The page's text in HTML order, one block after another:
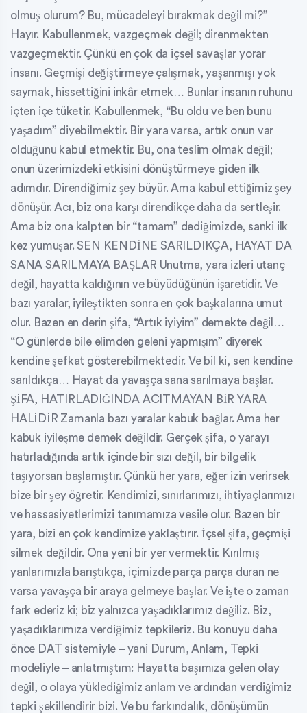
olmuş olurum? Bu, mücadeleyi bırakmak değil mi?”
Hayır. Kabullenmek, vazgeçmek değil; direnmekten
vazgeçmektir. Çünkü en çok da içsel savaşlar yorar
insanı. Geçmişi değiştirmeye çalışmak, yaşanmışı yok
saymak, hissettiğini inkâr etmek… Bunlar insanın ruhunu
içten içe tüketir. Kabullenmek, “Bu oldu ve ben bunu
yaşadım” diyebilmektir. Bir yara varsa, artık onun var
olduğunu kabul etmektir. Bu, ona teslim olmak değil;
onun üzerimizdeki etkisini dönüştürmeye giden ilk
adımdır. Direndiğimiz şey büyür. Ama kabul ettiğimiz şey
dönüşür. Acı, biz ona karşı direndikçe daha da sertleşir.
Ama biz ona kalpten bir “tamam” dediğimizde, sanki ilk
kez yumuşar. SEN KENDİNE SARILDIKÇA, HAYAT DA
SANA SARILMAYA BAŞLAR Unutma, yara izleri utanç
değil, hayatta kaldığının ve büyüdüğünün işaretidir. Ve
bazı yaralar, iyileştikten sonra en çok başkalarına umut
olur. Bazen en derin şifa, “Artık iyiyim” demekte değil…
“O günlerde bile elimden geleni yapmışım” diyerek
kendine şefkat gösterebilmektedir. Ve bil ki, sen kendine
sarıldıkça… Hayat da yavaşça sana sarılmaya başlar.
ŞİFA, HATIRLADIĞINDA ACITMAYAN BİR YARA
HALİDİR Zamanla bazı yaralar kabuk bağlar. Ama her
kabuk iyileşme demek değildir. Gerçek şifa, o yarayı
hatırladığında artık içinde bir sızı değil, bir bilgelik
taşıyorsan başlamıştır. Çünkü her yara, eğer izin verirsek
bize bir şey öğretir. Kendimizi, sınırlarımızı, ihtiyaçlarımızı
ve hassasiyetlerimizi tanımamıza vesile olur. Bazen bir
yara, bizi en çok kendimize yaklaştırır. İçsel şifa, geçmişi
silmek değildir. Ona yeni bir yer vermektir. Kırılmış
yanlarımızla barıştıkça, içimizde parça parça duran ne
varsa yavaşça bir araya gelmeye başlar. Ve işte o zaman
fark ederiz ki; biz yalnızca yaşadıklarımız değiliz. Biz,
yaşadıklarımıza verdiğimiz tepkileriz. Bu konuyu daha
önce DAT sistemiyle – yani Durum, Anlam, Tepki
modeliyle – anlatmıştım: Hayatta başımıza gelen olay
değil, o olaya yüklediğimiz anlam ve ardından verdiğimiz
tepki şekillendirir bizi. Ve bu farkındalık, dönüşümün